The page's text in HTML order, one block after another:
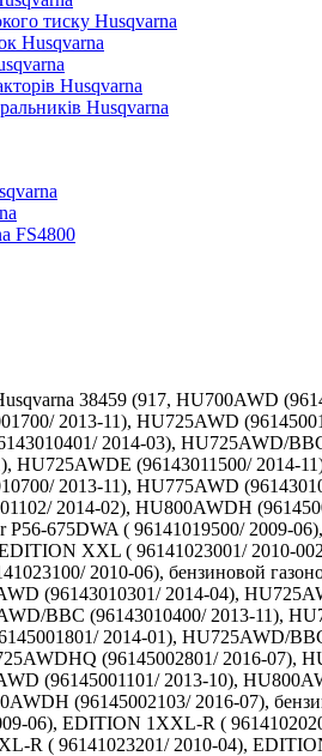
тиску Husqvarna
Husqvarna
Husqvarna
Husqvarna
FS4800
38459 (917, HU700AWD
2013-11), HU725AWD
2014-03), HU725AWD/
HU725AWDE (96143011500/ 2014-
2013-11), HU775AWD
2014-02), HU800AWDH
P56-675DWA ( 96141019500/
XXL ( 96141023001/ 2010-
2010-06), бензиновой
(96143010301/ 2014-04),
BBC (96143010400/ 2013-11),
2014-01), HU725AWD/
(96145002801/ 2016-07),
(96145001101/ 2013-10),
(96145002103/ 2016-07),
06), EDITION 1XXL-R (
R ( 96141023201/ 2010-04),